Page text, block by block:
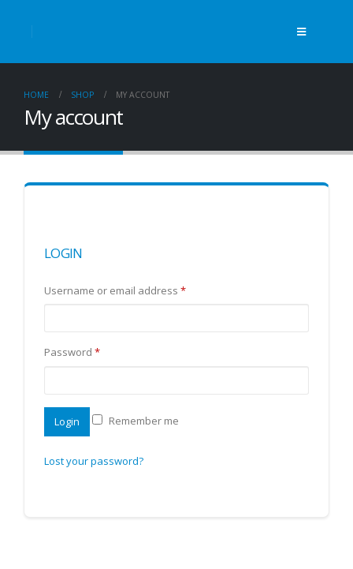
HOME SHOP MY ACCOUNT
My account
LOGIN
Username or email address *
Password *
Login Remember me
Lost your password?